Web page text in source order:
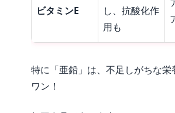
ビタミンE
し、抗酸化作
用も
特に「亜鉛」は、不足しがちな栄
ワン！